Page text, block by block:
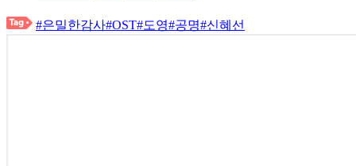
#은밀한감사#OST#도영#공명#신혜선